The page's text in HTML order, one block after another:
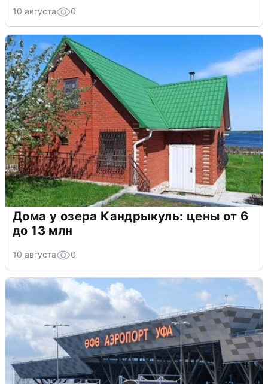
10 августа 0
Дома у озера Кандрыкуль: цены от 6
до 13 млн
10 августа 0